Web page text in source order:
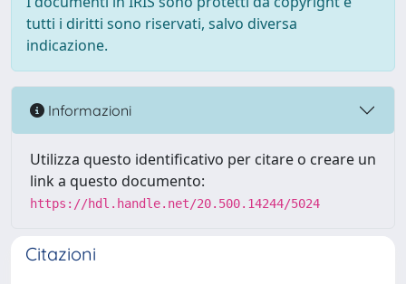
tutti i diritti sono riservati, salvo diversa
indicazione.
Informazioni
Utilizza questo identificativo per citare o creare un
link a questo documento:
https://hdl.handle.net/20.500.14244/5024
Citazioni